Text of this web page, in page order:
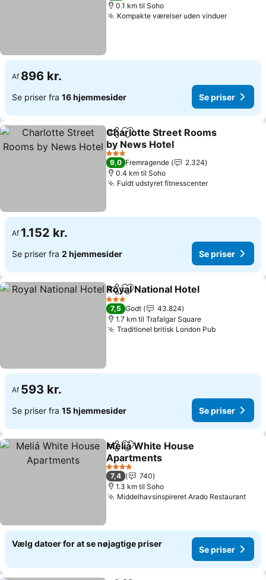
0.1 km til Soho
Kompakte værelser uden vinduer
Af 896 kr.
Se priser fra 16 hjemmesider Se priser
Del Føj til favoritter
Charlotte Street Rooms
by News Hotel
3 Stjerner
9,0 Fremragende
2.324
0.4 km til Soho
Fuldt udstyret fitnesscenter
Af 1.152 kr.
Se priser fra 2 hjemmesider Se priser
Del Føj til favoritter
Royal National Hotel
3 Stjerner
7,5 Godt
43.824
1.7 km til Trafalgar Square
Traditionel britisk London Pub
Af 593 kr.
Se priser fra 15 hjemmesider Se priser
Del Føj til favoritter
Meliá White House
Apartments
4 Stjerner
7,4
740
1.3 km til Soho
Middelhavsinspireret Arado Restaurant
Vælg datoer for at se nøjagtige priser
Se priser